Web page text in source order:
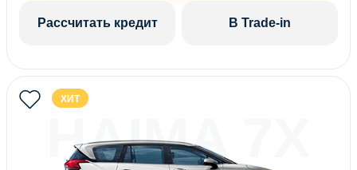
Рассчитать кредит В Trade-in
ХИТ
HAIMA 7X